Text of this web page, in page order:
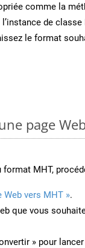
comme la
de
le format
page
format MHT,
Web vers MHT ».
que vous
» pour